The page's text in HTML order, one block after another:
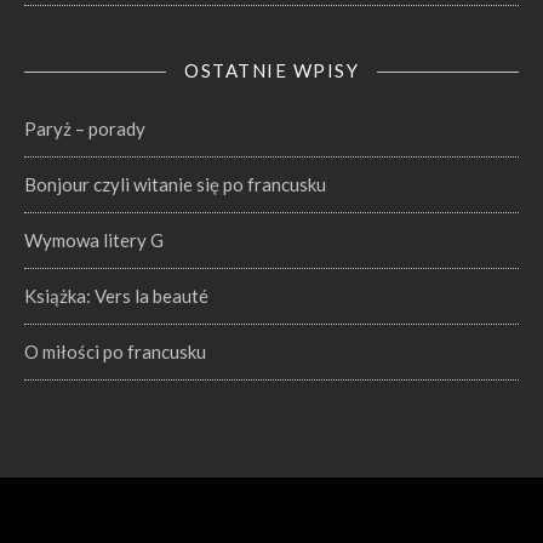
OSTATNIE WPISY
Paryż – porady
Bonjour czyli witanie się po francusku
Wymowa litery G
Książka: Vers la beauté
O miłości po francusku